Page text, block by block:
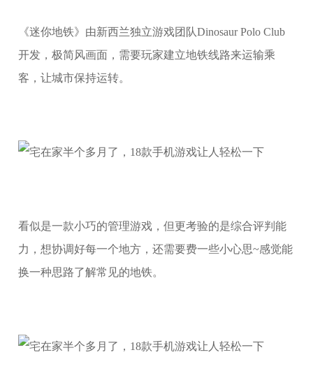
《迷你地铁》由新西兰独立游戏团队Dinosaur Polo Club
开发，极简风画面，需要玩家建立地铁线路来运输乘
客，让城市保持运转。
看似是一款小巧的管理游戏，但更考验的是综合评判能
力，想协调好每一个地方，还需要费一些小心思~感觉能
换一种思路了解常见的地铁。